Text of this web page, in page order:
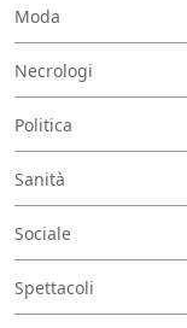
Moda
Necrologi
Politica
Sanità
Sociale
Spettacoli